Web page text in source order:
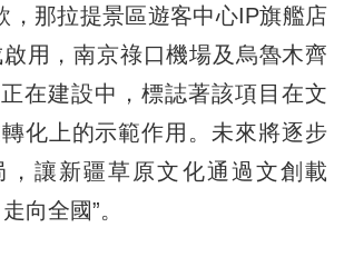
，那拉提景區遊客中心IP旗艦店
用，南京祿口機場及烏魯木齊
在建設中，標誌著該項目在文
化上的示範作用。未來將逐步
，讓新疆草原文化通過文創載
向全國”。